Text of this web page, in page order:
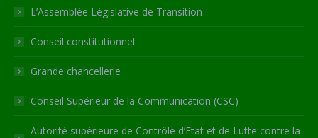
in
new
window
in
new
window
in
new
window
in
new
window
opens
in
new
L’Assemblée Législative de Transition
Conseil constitutionnel
Grande chancellerie
Conseil Supérieur de la Communication (CSC)
Autorité supérieure de Contrôle d’Etat et de Lutte contre la